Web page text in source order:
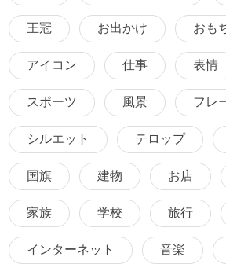
王冠 お出かけ おも
アイコン 仕事 表情
スポーツ 風景 フレ
シルエット テロップ
国旗 建物 お店
家族 学校 旅行
インターネット 音楽